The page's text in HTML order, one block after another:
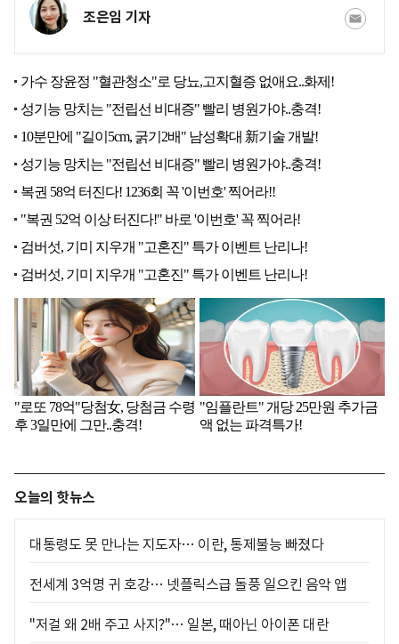
조은임 기자
오늘의 핫뉴스
대통령도 못 만나는 지도자… 이란, 통제불능 빠졌다
전세계 3억명 귀 호강… 넷플릭스급 돌풍 일으킨 음악 앱
"저걸 왜 2배 주고 사지?"… 일본, 때아닌 아이폰 대란